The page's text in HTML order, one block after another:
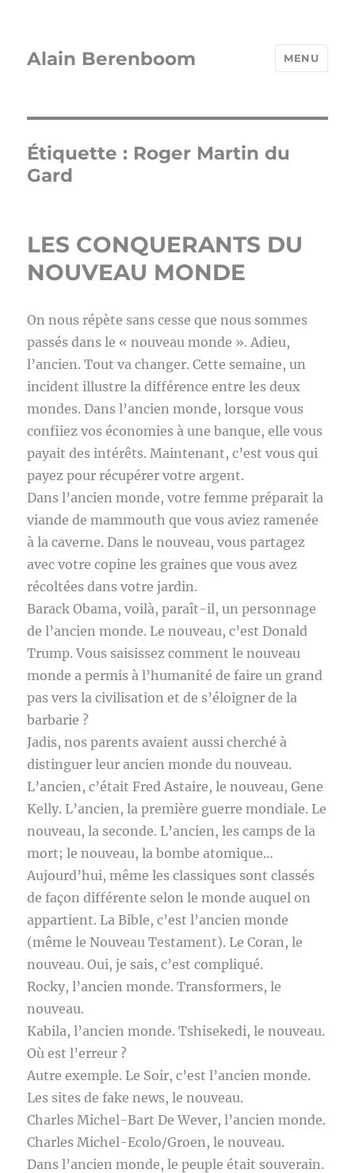
Alain Berenboom MENU
Étiquette : Roger Martin du
Gard
LES CONQUERANTS DU
NOUVEAU MONDE
On nous répète sans cesse que nous sommes
passés dans le « nouveau monde ». Adieu,
l’ancien. Tout va changer. Cette semaine, un
incident illustre la différence entre les deux
mondes. Dans l’ancien monde, lorsque vous
confiiez vos économies à une banque, elle vous
payait des intérêts. Maintenant, c’est vous qui
payez pour récupérer votre argent.
Dans l’ancien monde, votre femme préparait la
viande de mammouth que vous aviez ramenée
à la caverne. Dans le nouveau, vous partagez
avec votre copine les graines que vous avez
récoltées dans votre jardin.
Barack Obama, voilà, paraît-il, un personnage
de l’ancien monde. Le nouveau, c’est Donald
Trump. Vous saisissez comment le nouveau
monde a permis à l’humanité de faire un grand
pas vers la civilisation et de s’éloigner de la
barbarie ?
Jadis, nos parents avaient aussi cherché à
distinguer leur ancien monde du nouveau.
L’ancien, c’était Fred Astaire, le nouveau, Gene
Kelly. L’ancien, la première guerre mondiale. Le
nouveau, la seconde. L’ancien, les camps de la
mort; le nouveau, la bombe atomique…
Aujourd’hui, même les classiques sont classés
de façon différente selon le monde auquel on
appartient. La Bible, c’est l’ancien monde
(même le Nouveau Testament). Le Coran, le
nouveau. Oui, je sais, c’est compliqué.
Rocky, l’ancien monde. Transformers, le
nouveau.
Kabila, l’ancien monde. Tshisekedi, le nouveau.
Où est l’erreur ?
Autre exemple. Le Soir, c’est l’ancien monde.
Les sites de fake news, le nouveau.
Charles Michel-Bart De Wever, l’ancien monde.
Charles Michel-Ecolo/Groen, le nouveau.
Dans l’ancien monde, le peuple était souverain.